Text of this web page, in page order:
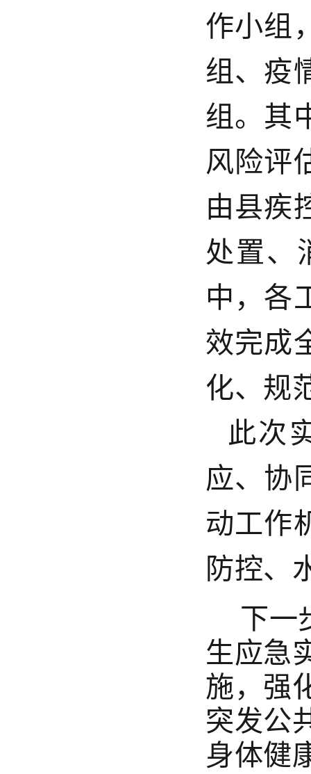
作小组
组、疫
组。其
风险评
由县疾
处置、
中，各
效完成
化、规
此次
应、协
动工作
防控、
下一
生应急
施，强
突发公
身体健